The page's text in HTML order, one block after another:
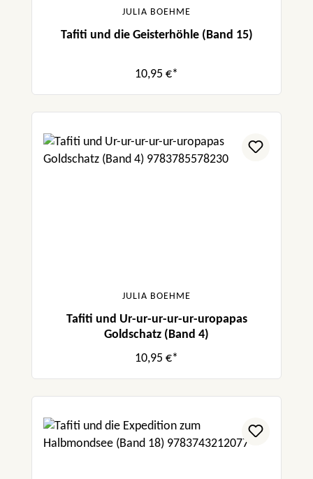
JULIA BOEHME
Tafiti und die Geisterhöhle (Band 15)
10,95 €*
JULIA BOEHME
Tafiti und Ur-ur-ur-ur-ur-uropapas
Goldschatz (Band 4)
10,95 €*